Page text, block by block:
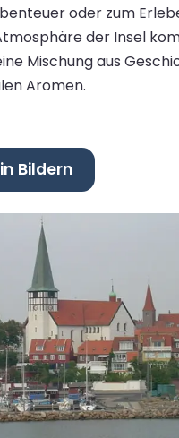
oder zum
der Insel
Mischung aus
Aromen.
Bildern